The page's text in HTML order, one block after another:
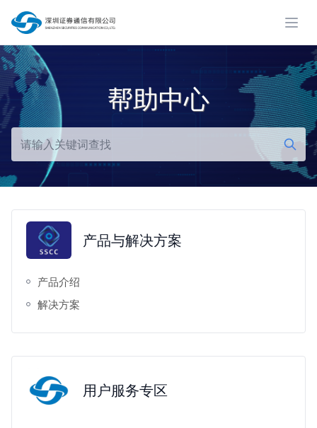
展开
帮助中心
产品与解决方案
产品介绍
解决方案
用户服务专区